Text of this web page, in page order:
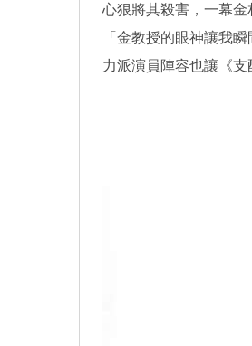
心狠將其殺害，一幕金
「金教授的眼神讓我
力派演員陣容也讓《支